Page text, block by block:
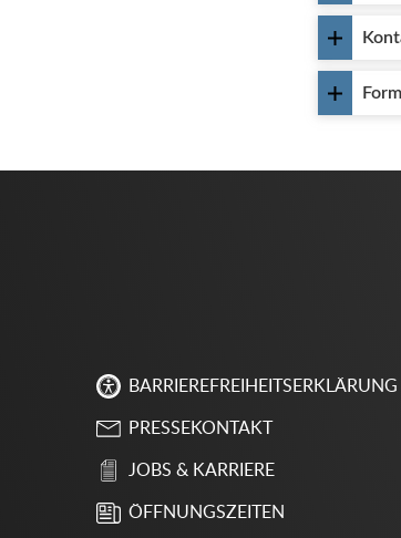
BARRIEREFREIHEITSERKLÄRUNG
PRESSEKONTAKT
JOBS & KARRIERE
ÖFFNUNGSZEITEN